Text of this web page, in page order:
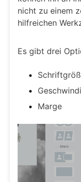
nicht zu einem
hilfreichen
Es gibt drei
Marge